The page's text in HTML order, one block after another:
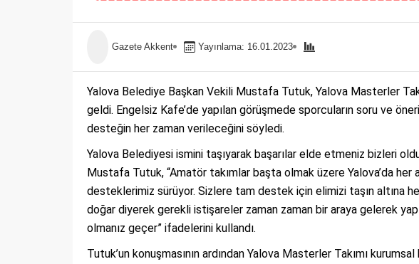
Gazete Akkent Yayınlama: 16.01.2023
Yalova Belediye Başkan Vekili Mustafa Tutuk, Yalova Masterler
geldi. Engelsiz Kafe’de yapılan görüşmede sporcuların soru ve
desteğin her zaman verileceğini söyledi.
Yalova Belediyesi ismini taşıyarak başarılar elde etmeniz bizleri
Mustafa Tutuk, “Amatör takımlar başta olmak üzere Yalova’da
desteklerimiz sürüyor. Sizlere tam destek için elimizi taşın altına
doğar diyerek gerekli istişareler zaman zaman bir araya gelerek
olmanız geçer” ifadelerini kullandı.
Tutuk’un konuşmasının ardından Yalova Masterler Takımı